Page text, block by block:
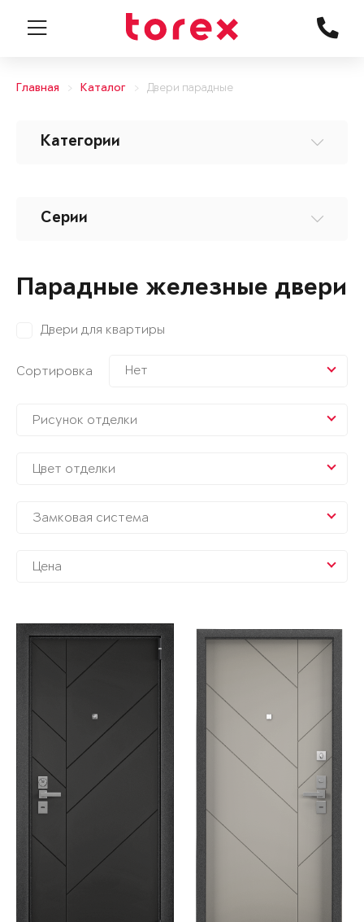
Главная Каталог Двери парадные
Категории
Серии
Парадные железные двери
Двери для квартиры
Сортировка Нет
Рисунок отделки
Цвет отделки
Замковая система
Цена